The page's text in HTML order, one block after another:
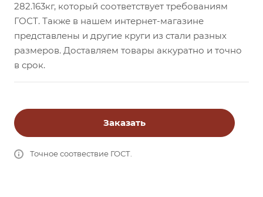
282.163кг, который соответствует требованиям
ГОСТ. Также в нашем интернет-магазине
представлены и другие круги из стали разных
размеров. Доставляем товары аккуратно и точно
в срок.
Заказать
Точное соотвествие ГОСТ.